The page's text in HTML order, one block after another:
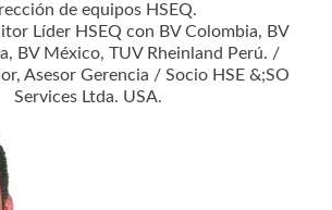
de equipos HSEQ.
Líder HSEQ con BV Colombia, BV
BV México, TUV Rheinland Perú. /
Asesor Gerencia / Socio HSE &;SO
Services Ltda. USA.